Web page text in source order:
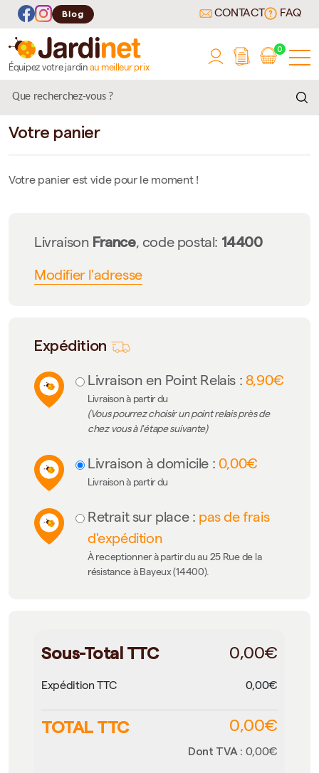
Blog CONTACT FAQ
Équipez votre jardin au meilleur prix
0
Votre panier
Votre panier est vide pour le moment !
Livraison France, code postal: 14400
Modifier l'adresse
Expédition
Livraison en Point Relais : 8,90€
Livraison à partir du
(Vous pourrez choisir un point relais près de
chez vous à l'étape suivante)
Livraison à domicile : 0,00€
Livraison à partir du
Retrait sur place : pas de frais
d'expédition
À receptionner à partir du au 25 Rue de la
résistance à Bayeux (14400).
Sous-Total TTC 0,00€
Expédition TTC 0,00€
TOTAL TTC 0,00€
Dont TVA : 0,00€